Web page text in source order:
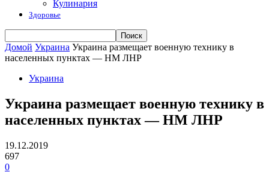
Кулинария
Здоровье
Домой Украина Украина размещает военную технику в
населенных пунктах — НМ ЛНР
Украина
Украина размещает военную технику в
населенных пунктах — НМ ЛНР
19.12.2019
697
0